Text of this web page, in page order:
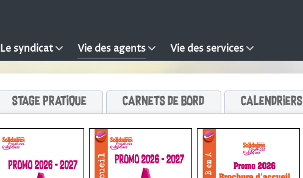
Le syndicat Vie des agents Vie des services
Stage pratique Carnets de bord Calendriers